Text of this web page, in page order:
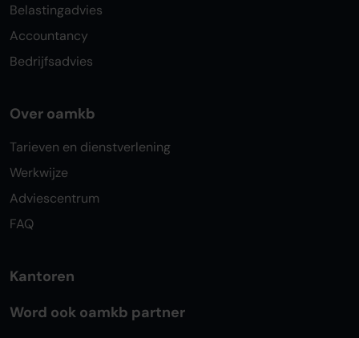
Belastingadvies
Accountancy
Bedrijfsadvies
Over oamkb
Tarieven en dienstverlening
Werkwijze
Adviescentrum
FAQ
Kantoren
Word ook oamkb partner